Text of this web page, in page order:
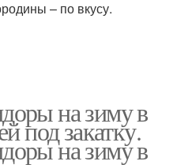
– по вкусу.
на зиму в
под закатку.
на зиму в